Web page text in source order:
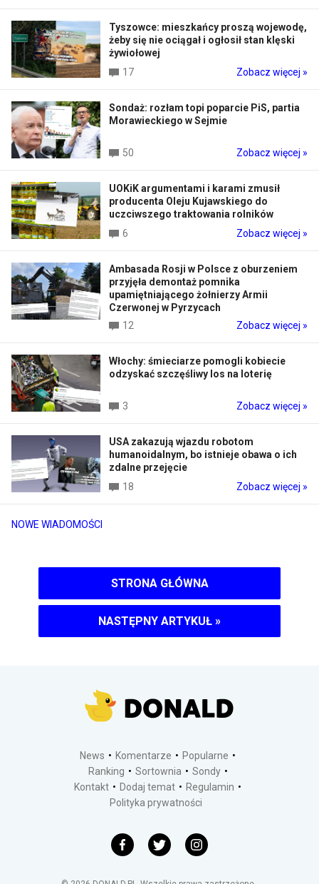
NOWE WIADOMOŚCI
Tyszowce: mieszkańcy proszą wojewodę,
żeby się nie ociągał i ogłosił stan klęski
żywiołowej
17
Zobacz więcej »
Sondaż: rozłam topi poparcie PiS, partia
Morawieckiego w Sejmie
50 Zobacz więcej »
UOKiK argumentami i karami zmusił
producenta Oleju Kujawskiego do
uczciwszego traktowania rolników
6
Zobacz więcej »
Ambasada Rosji w Polsce z oburzeniem
przyjęła demontaż pomnika
upamiętniającego żołnierzy Armii
Czerwonej w Pyrzycach
12
Zobacz więcej »
Włochy: śmieciarze pomogli kobiecie
odzyskać szczęśliwy los na loterię
3 Zobacz więcej »
USA zakazują wjazdu robotom
humanoidalnym, bo istnieje obawa o ich
zdalne przejęcie
18
Zobacz więcej »
STRONA GŁÓWNA
NASTĘPNY ARTYKUŁ »
News Komentarze
Popularne
Ranking
Sortownia
Sondy
Kontakt
Dodaj temat
Regulamin
Polityka prywatności